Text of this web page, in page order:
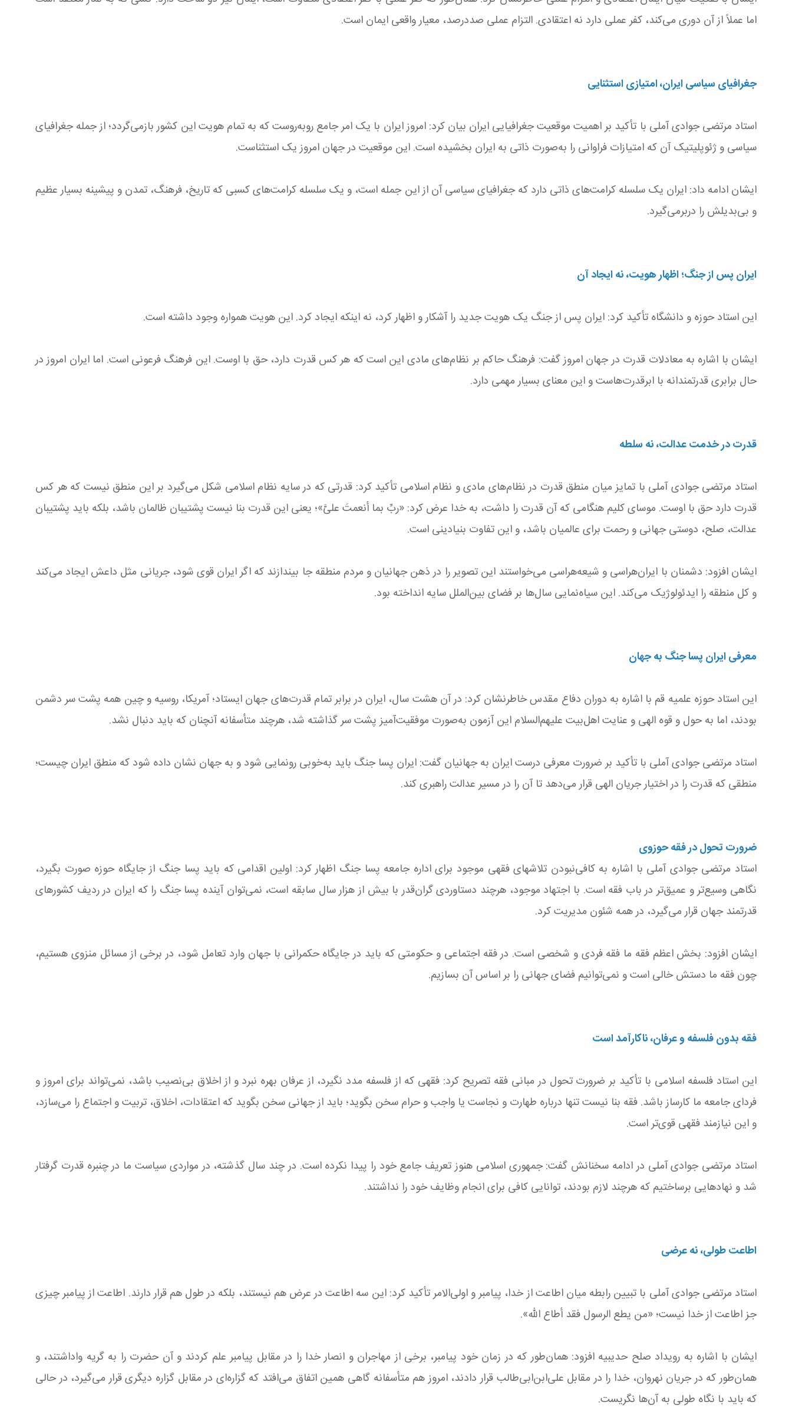
اما عملاً از آن دوری می‌کند، کفر عملی دارد نه اعتقادی. التزام عملی صددرصد، معیار واقعی ایمان است.
جغرافیای سیاسی ایران، امتیازی استثنایی
استاد مرتضی جوادی آملی با تأکید بر اهمیت موقعیت جغرافیایی ایران بیان کرد: امروز ایران با یک امر جامع روبه‌روست که به تمام هویت این کشور بازمی‌گردد؛ از جمله جغرافیای
سیاسی و ژئوپلیتیک آن که امتیازات فراوانی را به‌صورت ذاتی به ایران بخشیده است. این موقعیت در جهان امروز یک استثناست.
ایشان ادامه داد: ایران یک سلسله کرامت‌های ذاتی دارد که جغرافیای سیاسی آن از این جمله است، و یک سلسله کرامت‌های کسبی که تاریخ، فرهنگ، تمدن و پیشینه بسیار عظیم
و بی‌بدیلش را دربرمی‌گیرد.
ایران پس از جنگ؛ اظهار هویت، نه ایجاد آن
این استاد حوزه و دانشگاه تأکید کرد: ایران پس از جنگ یک هویت جدید را آشکار و اظهار کرد، نه اینکه ایجاد کرد. این هویت همواره وجود داشته است.
ایشان با اشاره به معادلات قدرت در جهان امروز گفت: فرهنگ حاکم بر نظام‌های مادی این است که هر کس قدرت دارد، حق با اوست. این فرهنگ فرعونی است. اما ایران امروز در
حال برابری قدرتمندانه با ابرقدرت‌هاست و این معنای بسیار مهمی دارد.
قدرت در خدمت عدالت، نه سلطه
استاد مرتضی جوادی آملی با تمایز میان منطق قدرت در نظام‌های مادی و نظام اسلامی تأکید کرد: قدرتی که در سایه نظام اسلامی شکل می‌گیرد بر این منطق نیست که هر کس
قدرت دارد حق با اوست. موسای کلیم هنگامی که آن قدرت را داشت، به خدا عرض کرد: «ربِّ بما أنعمتَ علیَّ»؛ یعنی این قدرت بنا نیست پشتیبان ظالمان باشد، بلکه باید پشتیبان
عدالت، صلح، دوستی جهانی و رحمت برای عالمیان باشد، و این تفاوت بنیادینی است.
ایشان افزود: دشمنان با ایران‌هراسی و شیعه‌هراسی می‌خواستند این تصویر را در ذهن جهانیان و مردم منطقه جا بیندازند که اگر ایران قوی شود، جریانی مثل داعش ایجاد می‌کند
و کل منطقه را ایدئولوژیک می‌کند. این سیاه‌نمایی سال‌ها بر فضای بین‌الملل سایه انداخته بود.
معرفی ایران پسا جنگ به جهان
این استاد حوزه علمیه قم با اشاره به دوران دفاع مقدس خاطرنشان کرد: در آن هشت سال، ایران در برابر تمام قدرت‌های جهان ایستاد؛ آمریکا، روسیه و چین همه پشت سر دشمن
بودند، اما به حول و قوه الهی و عنایت اهل‌بیت علیهم‌السلام این آزمون به‌صورت موفقیت‌آمیز پشت سر گذاشته شد، هرچند متأسفانه آنچنان که باید دنبال نشد.
استاد مرتضی جوادی آملی با تأکید بر ضرورت معرفی درست ایران به جهانیان گفت: ایران پسا جنگ باید به‌خوبی رونمایی شود و به جهان نشان داده شود که منطق ایران چیست؛
منطقی که قدرت را در اختیار جریان الهی قرار می‌دهد تا آن را در مسیر عدالت راهبری کند.
ضرورت تحول در فقه حوزوی
استاد مرتضی جوادی آملی با اشاره به کافی‌نبودن تلاشهای فقهی موجود برای اداره جامعه پسا جنگ اظهار کرد: اولین اقدامی که باید پسا جنگ از جایگاه حوزه صورت بگیرد،
نگاهی وسیع‌تر و عمیق‌تر در باب فقه است. با اجتهاد موجود، هرچند دستاوردی گران‌قدر با بیش از هزار سال سابقه است، نمی‌توان آینده پسا جنگ را که ایران در ردیف کشورهای
قدرتمند جهان قرار می‌گیرد، در همه شئون مدیریت کرد.
ایشان افزود: بخش اعظم فقه ما فقه فردی و شخصی است. در فقه اجتماعی و حکومتی که باید در جایگاه حکمرانی با جهان وارد تعامل شود، در برخی از مسائل منزوی هستیم،
چون فقه ما دستش خالی است و نمی‌توانیم فضای جهانی را بر اساس آن بسازیم.
فقه بدون فلسفه و عرفان، ناکارآمد است
این استاد فلسفه اسلامی با تأکید بر ضرورت تحول در مبانی فقه تصریح کرد: فقهی که از فلسفه مدد نگیرد، از عرفان بهره نبرد و از اخلاق بی‌نصیب باشد، نمی‌تواند برای امروز و
فردای جامعه ما کارساز باشد. فقه بنا نیست تنها درباره طهارت و نجاست یا واجب و حرام سخن بگوید؛ باید از جهانی سخن بگوید که اعتقادات، اخلاق، تربیت و اجتماع را می‌سازد،
و این نیازمند فقهی قوی‌تر است.
استاد مرتضی جوادی آملی در ادامه سخنانش گفت: جمهوری اسلامی هنوز تعریف جامع خود را پیدا نکرده است. در چند سال گذشته، در مواردی سیاست ما در چنبره قدرت گرفتار
شد و نهادهایی برساختیم که هرچند لازم بودند، توانایی کافی برای انجام وظایف خود را نداشتند.
اطاعت طولی، نه عرضی
استاد مرتضی جوادی آملی با تبیین رابطه میان اطاعت از خدا، پیامبر و اولی‌الامر تأکید کرد: این سه اطاعت در عرض هم نیستند، بلکه در طول هم قرار دارند. اطاعت از پیامبر چیزی
جز اطاعت از خدا نیست؛ «من یطع الرسول فقد أطاع الله».
ایشان با اشاره به رویداد صلح حدیبیه افزود: همان‌طور که در زمان خود پیامبر، برخی از مهاجران و انصار خدا را در مقابل پیامبر علم کردند و آن حضرت را به گریه واداشتند، و
همان‌طور که در جریان نهروان، خدا را در مقابل علی‌ابن‌ابی‌طالب قرار دادند، امروز هم متأسفانه گاهی همین اتفاق می‌افتد که گزاره‌ای در مقابل گزاره دیگری قرار می‌گیرد، در حالی
که باید با نگاه طولی به آن‌ها نگریست.